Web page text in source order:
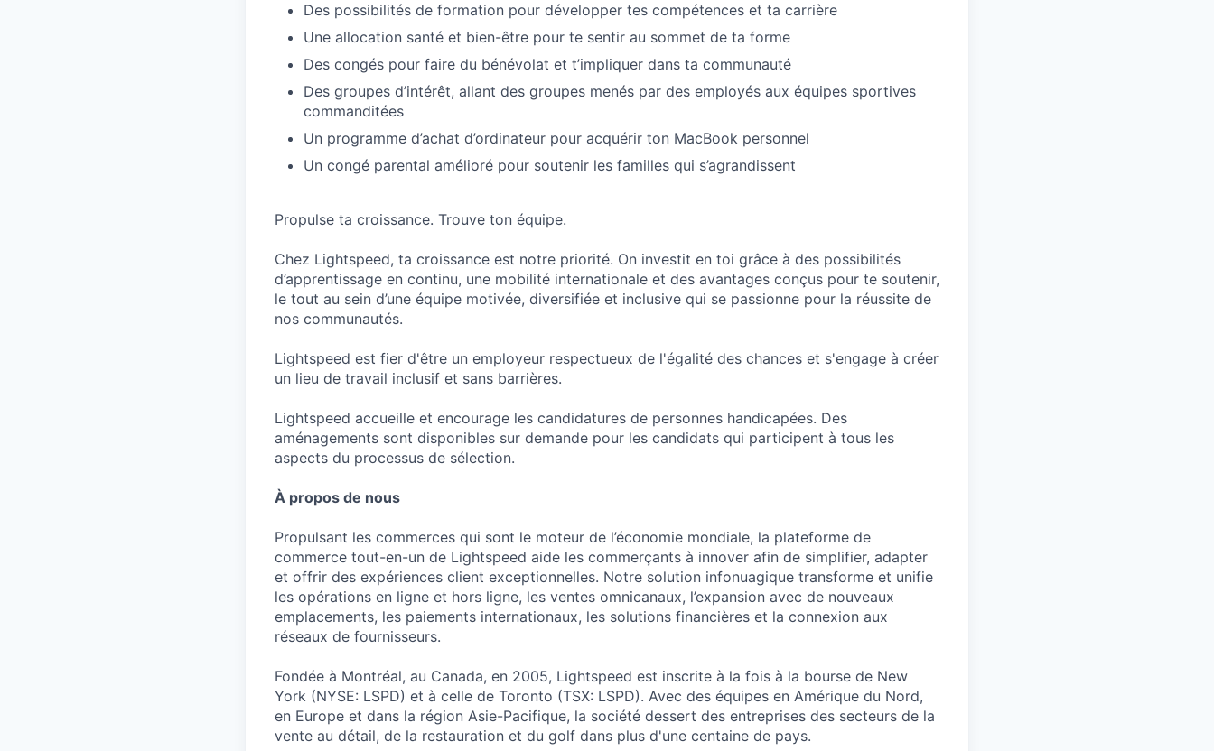
Des possibilités de formation pour développer tes compétences et ta carrière
Une allocation santé et bien-être pour te sentir au sommet de ta forme
Des congés pour faire du bénévolat et t’impliquer dans ta communauté
Des groupes d’intérêt, allant des groupes menés par des employés aux équipes sportives
commanditées
Un programme d’achat d’ordinateur pour acquérir ton MacBook personnel
Un congé parental amélioré pour soutenir les familles qui s’agrandissent
Propulse ta croissance. Trouve ton équipe.
Chez Lightspeed, ta croissance est notre priorité. On investit en toi grâce à des possibilités
d’apprentissage en continu, une mobilité internationale et des avantages conçus pour te soutenir,
le tout au sein d’une équipe motivée, diversifiée et inclusive qui se passionne pour la réussite de
nos communautés.
Lightspeed est fier d'être un employeur respectueux de l'égalité des chances et s'engage à créer
un lieu de travail inclusif et sans barrières.
Lightspeed accueille et encourage les candidatures de personnes handicapées. Des
aménagements sont disponibles sur demande pour les candidats qui participent à tous les
aspects du processus de sélection.
À propos de nous
Propulsant les commerces qui sont le moteur de l’économie mondiale, la plateforme de
commerce tout-en-un de Lightspeed aide les commerçants à innover afin de simplifier, adapter
et offrir des expériences client exceptionnelles. Notre solution infonuagique transforme et unifie
les opérations en ligne et hors ligne, les ventes omnicanaux, l’expansion avec de nouveaux
emplacements, les paiements internationaux, les solutions financières et la connexion aux
réseaux de fournisseurs.
Fondée à Montréal, au Canada, en 2005, Lightspeed est inscrite à la fois à la bourse de New
York (NYSE: LSPD) et à celle de Toronto (TSX: LSPD). Avec des équipes en Amérique du Nord,
en Europe et dans la région Asie-Pacifique, la société dessert des entreprises des secteurs de la
vente au détail, de la restauration et du golf dans plus d'une centaine de pays.